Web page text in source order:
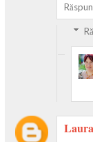
Laura